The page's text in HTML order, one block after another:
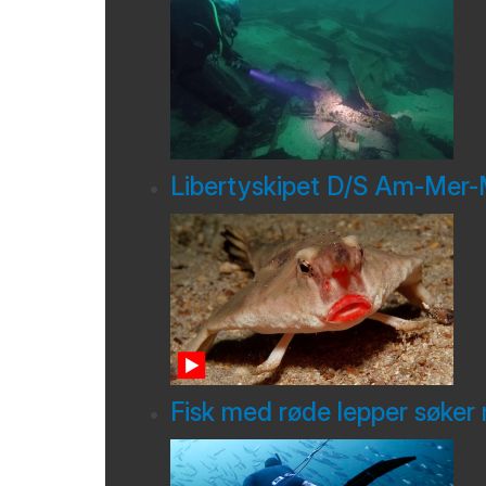
Libertyskipet D/S Am-Mer-
Fisk med røde lepper søker